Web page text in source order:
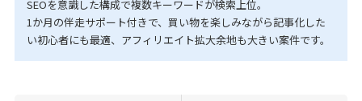
SEOを意識した構成で複数キーワードが検索上位。
1か月の伴走サポート付きで、買い物を楽しみながら記事化した
い初心者にも最適、アフィリエイト拡大余地も大きい案件です。